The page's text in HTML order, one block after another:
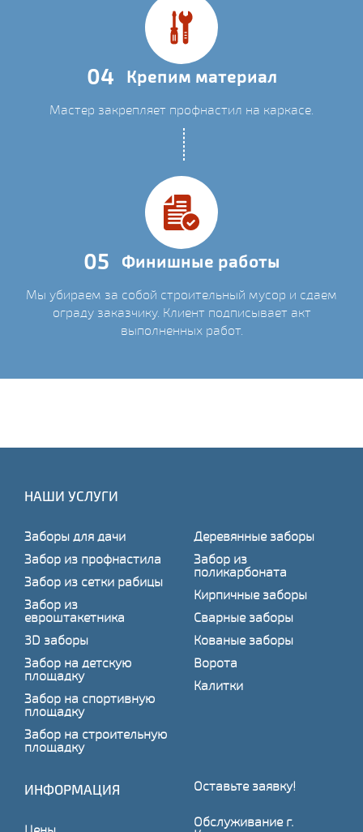
04 Крепим материал
Мастер закрепляет профнастил на каркасе.
05 Финишные работы
Мы убираем за собой строительный мусор и сдаем
ограду заказчику. Клиент подписывает акт
выполненных работ.
НАШИ УСЛУГИ
Заборы для дачи
Забор из профнастила
Забор из сетки рабицы
Забор из
евроштакетника
3D заборы
Забор на детскую
площадку
Забор на спортивную
площадку
Забор на строительную
площадку
Деревянные заборы
Забор из
поликарбоната
Кирпичные заборы
Сварные заборы
Кованые заборы
Ворота
Калитки
ИНФОРМАЦИЯ Оставьте заявку!
Обслуживание г.